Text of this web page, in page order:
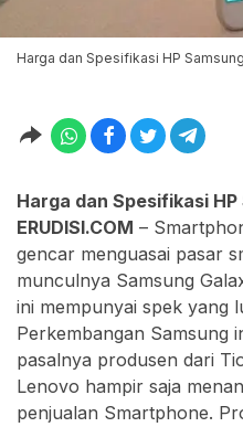
Harga dan Spesifikasi HP
Harga dan Spesifikasi
ERUDISI.COM –
gencar menguasai pasar
munculnya Samsung
ini mempunyai spek yang
Perkembangan Samsung
pasalnya produsen dari
Lenovo hampir saja
penjualan Smartphone.